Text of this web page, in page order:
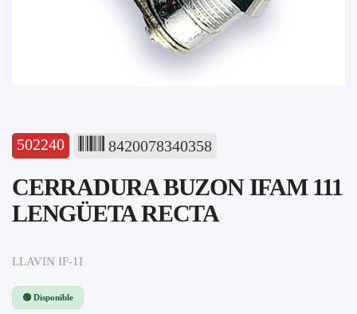
502240 8420078340358
CERRADURA BUZON IFAM 111
LENGÜETA RECTA
LLAVIN IF-1I
🟢 Disponible